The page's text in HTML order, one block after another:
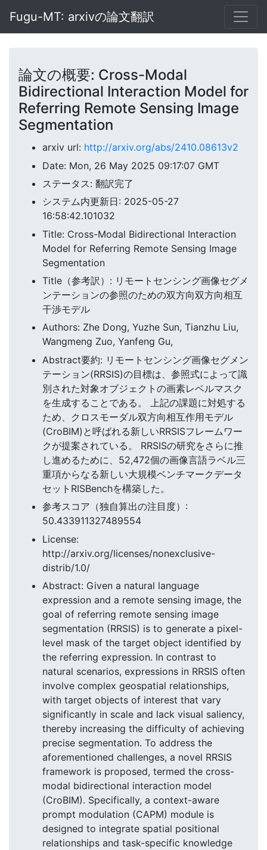
Fugu-MT: arxivの論文翻訳
論文の概要: Cross-Modal
Bidirectional Interaction Model for
Referring Remote Sensing Image
Segmentation
arxiv url: http://arxiv.org/abs/2410.08613v2
Date: Mon, 26 May 2025 09:17:07 GMT
ステータス: 翻訳完了
システム内更新日: 2025-05-27
16:58:42.101032
Title: Cross-Modal Bidirectional Interaction
Model for Referring Remote Sensing Image
Segmentation
Title（参考訳）: リモートセンシング画像セグメ
ンテーションの参照のための双方向双方向相互
干渉モデル
Authors: Zhe Dong, Yuzhe Sun, Tianzhu Liu,
Wangmeng Zuo, Yanfeng Gu,
Abstract要約: リモートセンシング画像セグメン
テーション(RRSIS)の目標は、参照式によって識
別された対象オブジェクトの画素レベルマスク
を生成することである。 上記の課題に対処する
ため、クロスモーダル双方向相互作用モデル
(CroBIM)と呼ばれる新しいRRSISフレームワー
クが提案されている。 RRSISの研究をさらに推
し進めるために、52,472個の画像言語ラベル三
重項からなる新しい大規模ベンチマークデータ
セットRISBenchを構築した。
参考スコア（独自算出の注目度）:
50.433911327489554
License:
http://arxiv.org/licenses/nonexclusive-
distrib/1.0/
Abstract: Given a natural language
expression and a remote sensing image, the
goal of referring remote sensing image
segmentation (RRSIS) is to generate a pixel-
level mask of the target object identified by
the referring expression. In contrast to
natural scenarios, expressions in RRSIS often
involve complex geospatial relationships,
with target objects of interest that vary
significantly in scale and lack visual saliency,
thereby increasing the difficulty of achieving
precise segmentation. To address the
aforementioned challenges, a novel RRSIS
framework is proposed, termed the cross-
modal bidirectional interaction model
(CroBIM). Specifically, a context-aware
prompt modulation (CAPM) module is
designed to integrate spatial positional
relationships and task-specific knowledge